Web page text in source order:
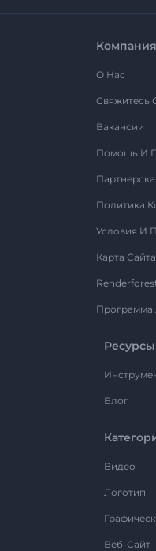
Компания
О Нас
Свяжитесь
Вакансии
Помощь И
Политика
Условия И
Карта Сайта
Программа
Ресурсы
Блог
Видео
Логотип
Веб-Сайт